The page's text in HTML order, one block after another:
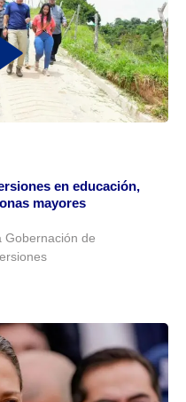
en educación,
mayores
Gobernación de